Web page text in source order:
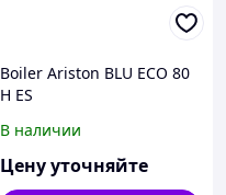
Boiler Ariston BLU ECO 80
H ES
В наличии
Цену уточняйте